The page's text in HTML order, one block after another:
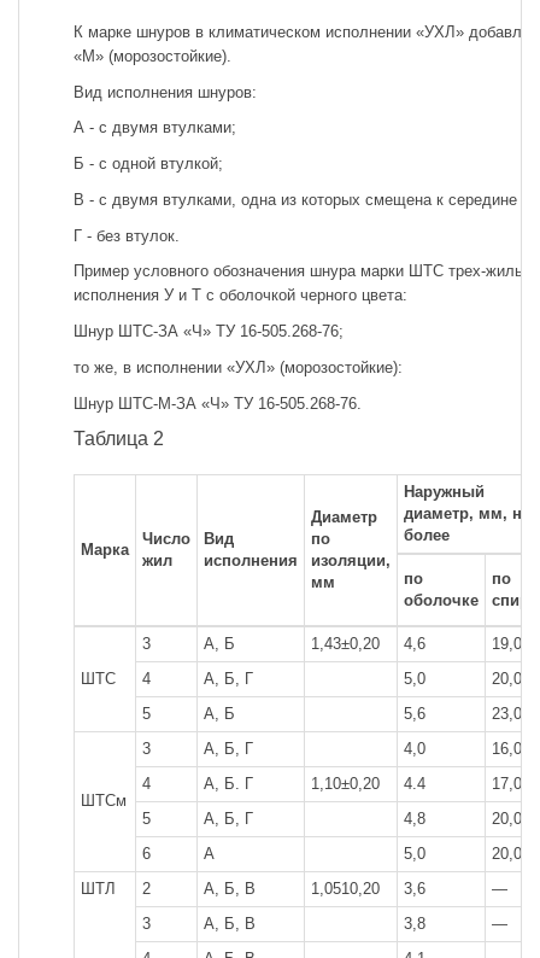
К марке шнуров в климатическом исполнении «УХЛ»
«М» (морозостойкие).
Вид исполнения шнуров:
А - с двумя втулками;
Б - с одной втулкой;
В - с двумя втулками, одна из которых смещена к середине
Г - без втулок.
Пример условного обозначения шнура марки ШТС трех-
исполнения У и Т с оболочкой черного цвета:
Шнур ШТС-ЗА «Ч» ТУ 16-505.268-76;
то же, в исполнении «УХЛ» (морозостойкие):
Шнур ШТС-М-ЗА «Ч» ТУ 16-505.268-76.
Таблица 2
Марка
Число
жил
Вид
исполнения
Диаметр
по
изоляции,
мм
Наружный
диаметр, мм, не
более
по
оболочке
по
ШТС
3 А, Б 1,43±0,20 4,6
19,0
4
А, Б, Г 5,0
20,0
5
А, Б 5,6 23,0
ШТСм
3 А, Б, Г 4,0
16,0
4
А, Б. Г 1,10±0,20 4.4
17,0
5
А, Б, Г 4,8
20,0
6
А 5,0
20,0
ШТЛ
2 А, Б, В 1,0510,20 3,6
—
3
А, Б, В 3,8
—